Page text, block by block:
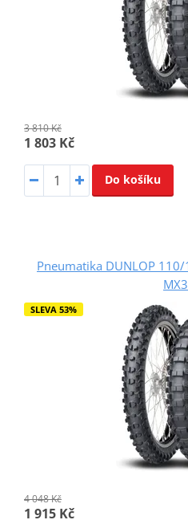
3 810 Kč
1 803 Kč
Do košíku
Pneumatika DUNLOP
SLEVA 53%
4 048 Kč
1 915 Kč